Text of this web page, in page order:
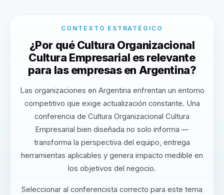
CONTEXTO ESTRATÉGICO
¿Por qué Cultura Organizacional
Cultura Empresarial es relevante
para las empresas en Argentina?
Las organizaciones en Argentina enfrentan un entorno
competitivo que exige actualización constante. Una
conferencia de Cultura Organizacional Cultura
Empresarial bien diseñada no solo informa —
transforma la perspectiva del equipo, entrega
herramientas aplicables y genera impacto medible en
los objetivos del negocio.
Seleccionar al conferencista correcto para este tema